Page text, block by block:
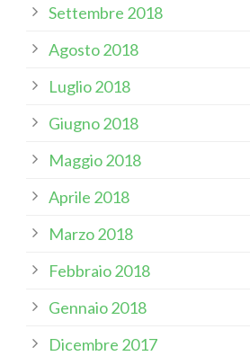
Settembre 2018
Agosto 2018
Luglio 2018
Giugno 2018
Maggio 2018
Aprile 2018
Marzo 2018
Febbraio 2018
Gennaio 2018
Dicembre 2017